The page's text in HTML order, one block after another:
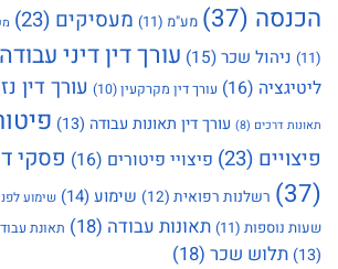
הכנסה (37) מע"מ (11) מעסיקים (23)
(11)
ניהול שכר(15) עורך דין דיני עבודה
ליטיגציה (16) עורך דין מקרקעין(10) עורך דין
תאונות דרכים (8) עורך דין תאונות עבודה (13)
פיצויים (23) פיצויי פיטורים (16) פסקי
(37)
רשלנות רפואית (12) שימוע(14) שימוע
שעות נוספות (11) תאונות עבודה (18) תאונת
(13)
תלוש שכר (18)